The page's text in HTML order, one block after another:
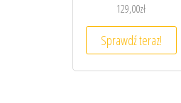
129,00zł
Sprawdź teraz!